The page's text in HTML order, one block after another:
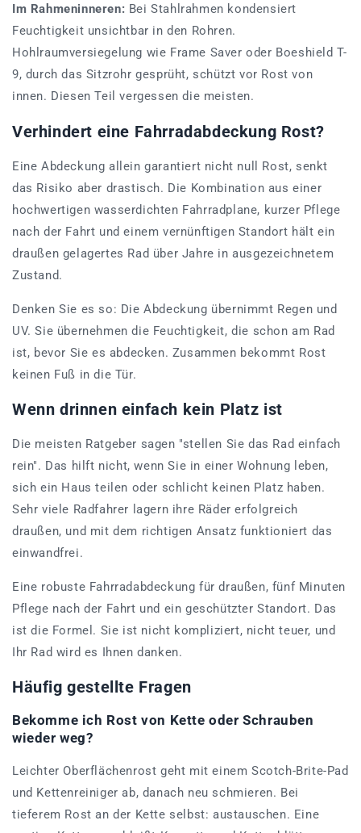
Im Rahmeninneren: Bei Stahlrahmen kondensiert
Feuchtigkeit unsichtbar in den Rohren.
Hohlraumversiegelung wie Frame Saver oder Boeshield T-
9, durch das Sitzrohr gesprüht, schützt vor Rost von
innen. Diesen Teil vergessen die meisten.
Verhindert eine Fahrradabdeckung Rost?
Eine Abdeckung allein garantiert nicht null Rost, senkt
das Risiko aber drastisch. Die Kombination aus einer
hochwertigen wasserdichten Fahrradplane, kurzer Pflege
nach der Fahrt und einem vernünftigen Standort hält ein
draußen gelagertes Rad über Jahre in ausgezeichnetem
Zustand.
Denken Sie es so: Die Abdeckung übernimmt Regen und
UV. Sie übernehmen die Feuchtigkeit, die schon am Rad
ist, bevor Sie es abdecken. Zusammen bekommt Rost
keinen Fuß in die Tür.
Wenn drinnen einfach kein Platz ist
Die meisten Ratgeber sagen "stellen Sie das Rad einfach
rein". Das hilft nicht, wenn Sie in einer Wohnung leben,
sich ein Haus teilen oder schlicht keinen Platz haben.
Sehr viele Radfahrer lagern ihre Räder erfolgreich
draußen, und mit dem richtigen Ansatz funktioniert das
einwandfrei.
Eine robuste Fahrradabdeckung für draußen, fünf Minuten
Pflege nach der Fahrt und ein geschützter Standort. Das
ist die Formel. Sie ist nicht kompliziert, nicht teuer, und
Ihr Rad wird es Ihnen danken.
Häufig gestellte Fragen
Bekomme ich Rost von Kette oder Schrauben
wieder weg?
Leichter Oberflächenrost geht mit einem Scotch-Brite-Pad
und Kettenreiniger ab, danach neu schmieren. Bei
tieferem Rost an der Kette selbst: austauschen. Eine